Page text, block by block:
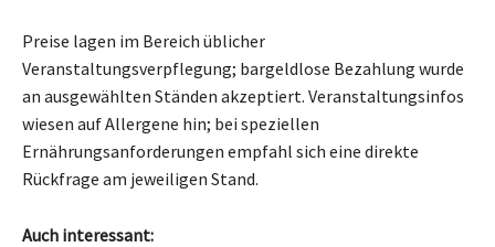
Preise lagen im Bereich üblicher
Veranstaltungsverpflegung; bargeldlose Bezahlung wurde
an ausgewählten Ständen akzeptiert. Veranstaltungsinfos
wiesen auf Allergene hin; bei speziellen
Ernährungsanforderungen empfahl sich eine direkte
Rückfrage am jeweiligen Stand.
Auch interessant: